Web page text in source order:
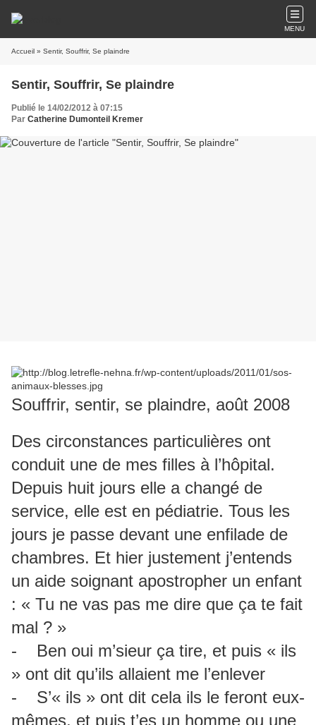
MENU
Accueil » Sentir, Souffrir, Se plaindre
Sentir, Souffrir, Se plaindre
Publié le 14/02/2012 à 07:15
Par Catherine Dumonteil Kremer
Souffrir, sentir, se plaindre, août 2008
Des circonstances particulières ont
conduit une de mes filles à l’hôpital.
Depuis huit jours elle a changé de
service, elle est en pédiatrie. Tous les
jours je passe devant une enfilade de
chambres. Et hier justement j’entends
un aide soignant apostropher un enfant
: « Tu ne vas pas me dire que ça te fait
mal ? »
- Ben oui m’sieur ça tire, et puis « ils
» ont dit qu’ils allaient me l’enlever
- S’« ils » ont dit cela ils le feront eux-
mêmes, et puis t’es un homme ou une